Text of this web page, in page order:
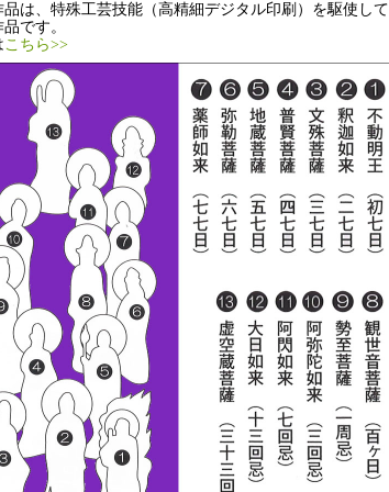
は、特殊工芸技能（高精細デジタル印刷）を駆使し
です。
こちら>>